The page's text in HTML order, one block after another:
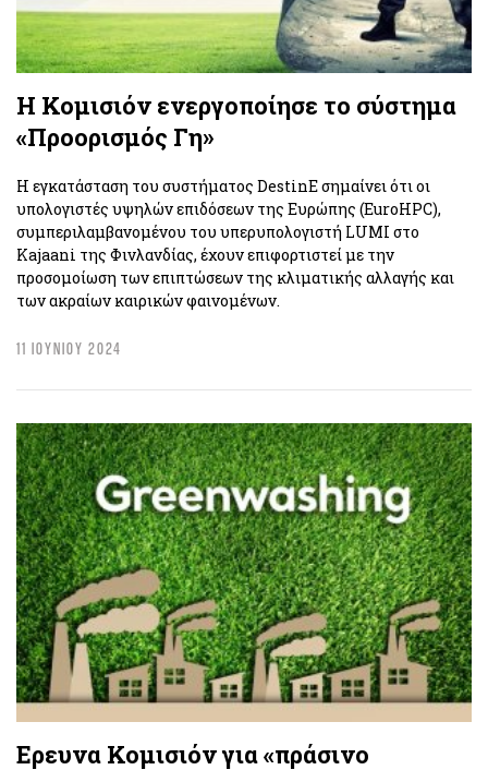
Η Κομισιόν ενεργοποίησε το σύστημα
«Προορισμός Γη»
Η εγκατάσταση του συστήματος DestinE σημαίνει ότι οι
υπολογιστές υψηλών επιδόσεων της Ευρώπης (EuroHPC),
συμπεριλαμβανομένου του υπερυπολογιστή LUMI στο
Kajaani της Φινλανδίας, έχουν επιφορτιστεί με την
προσομοίωση των επιπτώσεων της κλιματικής αλλαγής και
των ακραίων καιρικών φαινομένων.
11 ΙΟΥΝΙΟΥ 2024
Ερευνα Κομισιόν για «πράσινο